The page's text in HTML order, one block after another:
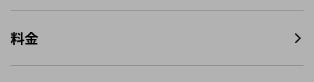
料金